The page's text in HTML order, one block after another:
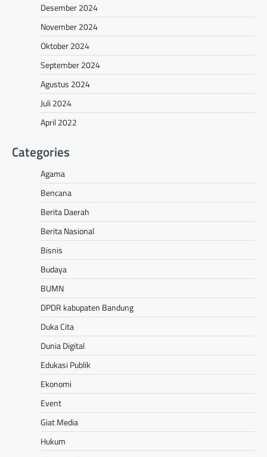
Desember 2024
November 2024
Oktober 2024
September 2024
Agustus 2024
Juli 2024
April 2022
Categories
Agama
Bencana
Berita Daerah
Berita Nasional
Bisnis
Budaya
BUMN
DPDR kabupaten Bandung
Duka Cita
Dunia Digital
Edukasi Publik
Ekonomi
Event
Giat Media
Hukum